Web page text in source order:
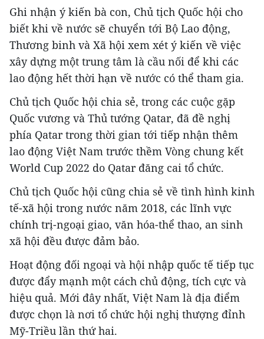
Ghi nhận ý kiến bà con, Chủ tịch Quốc hội cho
biết khi về nước sẽ chuyển tới Bộ Lao động,
Thương binh và Xã hội xem xét ý kiến về việc
xây dựng một trung tâm là cầu nối để khi các
lao động hết thời hạn về nước có thể tham gia.
Chủ tịch Quốc hội chia sẻ, trong các cuộc gặp
Quốc vương và Thủ tướng Qatar, đã đề nghị
phía Qatar trong thời gian tới tiếp nhận thêm
lao động Việt Nam trước thềm Vòng chung kết
World Cup 2022 do Qatar đăng cai tổ chức.
Chủ tịch Quốc hội cũng chia sẻ về tình hình kinh
tế-xã hội trong nước năm 2018, các lĩnh vực
chính trị-ngoại giao, văn hóa-thể thao, an sinh
xã hội đều được đảm bảo.
Hoạt động đối ngoại và hội nhập quốc tế tiếp tục
được đẩy mạnh một cách chủ động, tích cực và
hiệu quả. Mới đây nhất, Việt Nam là địa điểm
được chọn là nơi tổ chức hội nghị thượng đỉnh
Mỹ-Triều lần thứ hai.